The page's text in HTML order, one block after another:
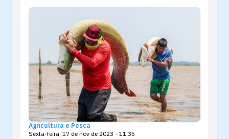
Agricultura e Pesca
Sexta-feira, 17 de nov de 2023 - 11:35